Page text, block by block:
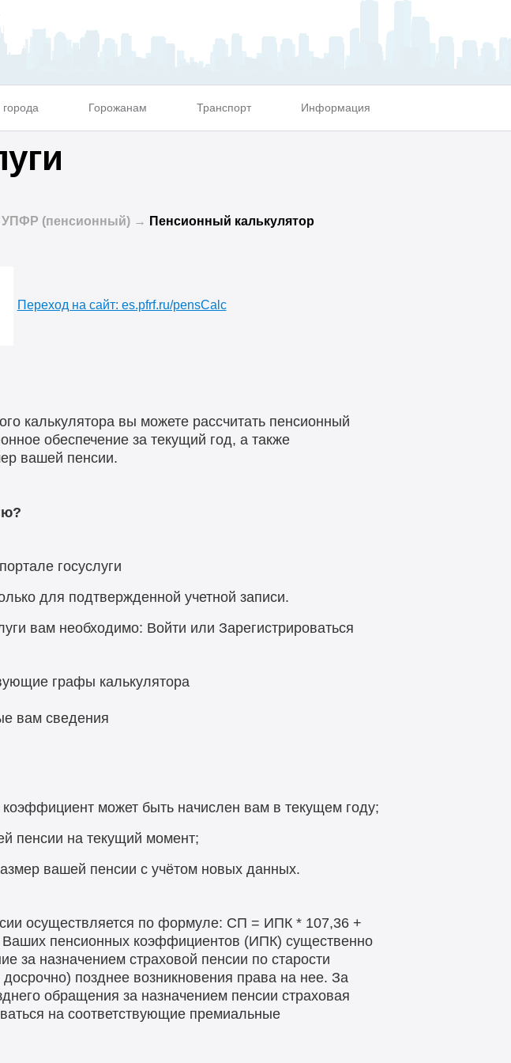
города Горожанам Транспорт Информация
(пенсионный) → Пенсионный калькулятор
Переход на сайт: es.pfrf.ru/pensCalc
калькулятора вы можете рассчитать пенсионный
обеспечение за текущий год, а также
вашей пенсии.
госуслуги
для подтвержденной учетной записи.
вам необходимо: Войти или Зарегистрироваться
графы калькулятора
вам сведения
коэффициент может быть начислен вам в текущем году;
пенсии на текущий момент;
вашей пенсии с учётом новых данных.
осуществляется по формуле: СП = ИПК * 107,36 +
Ваших пенсионных коэффициентов (ИПК) существенно
за назначением страховой пенсии по старости
позднее возникновения права на нее. За
обращения за назначением пенсии страховая
на соответствующие премиальные